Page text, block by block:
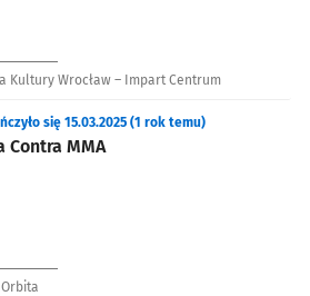
Kultury Wrocław – Impart Centrum
Contra MMA
się 15.03.2025 (1 rok temu)